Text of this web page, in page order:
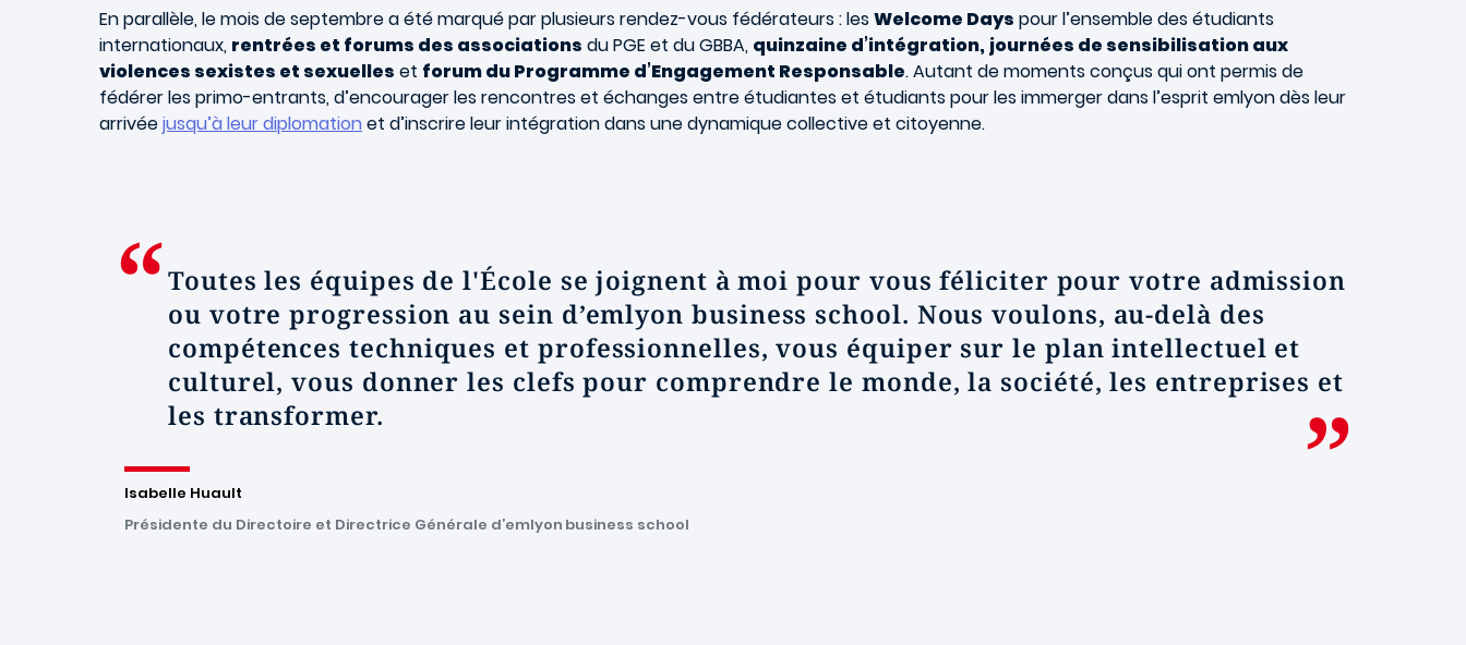
En parallèle, le mois de septembre a été marqué par plusieurs rendez-vous fédérateurs : lesWelcome Days pour l’ensemble des étudiants
internationaux, rentrées et forums des associations du PGE et du GBBA, quinzaine d’intégration, journées de sensibilisation aux
violences sexistes et sexuelles et forum du Programme d’Engagement Responsable. Autant de moments conçusqui ont permis de
fédérer les primo-entrants, d’encourager les rencontres et échanges entre étudiantes et étudiants pour les immerger dans l’esprit emlyon dès leur
arrivéejusqu’à leur diplomation et d’inscrire leur intégration dans une dynamique collective et citoyenne.
Toutes les équipes de l'École se joignent à moipour vous féliciter pour votre admission
ou votre progression au sein d’emlyon business school. Nous voulons, au-delà des
compétences techniques et professionnelles, vous équiper sur le plan intellectuel et
culturel, vous donner les clefs pour comprendre le monde, la société, les entreprises et
les transformer.
Isabelle Huault
Présidente du Directoire et Directrice Générale d’emlyon business school